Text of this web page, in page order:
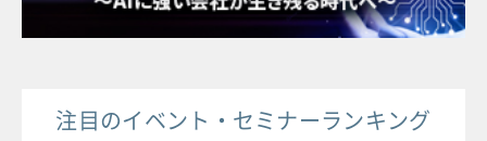
注目のイベント・セミナーランキング